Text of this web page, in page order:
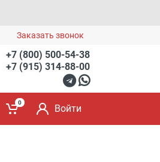
Заказать звонок
+7 (800) 500-54-38
+7 (915) 314-88-00
0
Войти